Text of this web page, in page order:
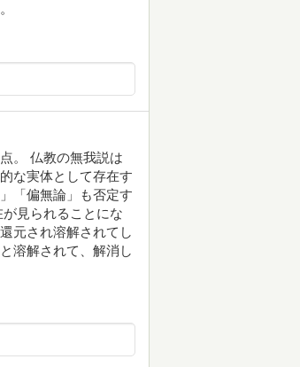
。 仏教の無我説は
な実体として存在す
「偏無論」も否定す
見られることにな
元され溶解されてし
溶解されて、解消し